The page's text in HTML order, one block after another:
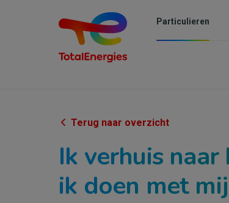
Particulieren
Terug naar overzicht
Ik verhuis
ik doen met